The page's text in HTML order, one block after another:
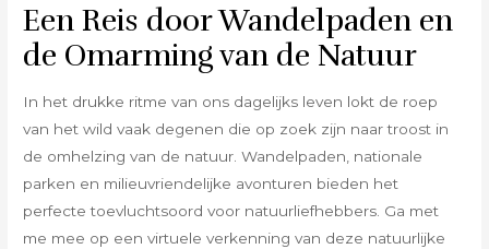
Een Reis door Wandelpaden en
de Omarming van de Natuur
In het drukke ritme van ons dagelijks leven lokt de roep
van het wild vaak degenen die op zoek zijn naar troost in
de omhelzing van de natuur. Wandelpaden, nationale
parken en milieuvriendelijke avonturen bieden het
perfecte toevluchtsoord voor natuurliefhebbers. Ga met
me mee op een virtuele verkenning van deze natuurlijke